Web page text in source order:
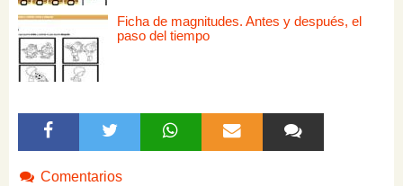
Ficha de magnitudes. Antes y después, el
paso del tiempo
Comentarios